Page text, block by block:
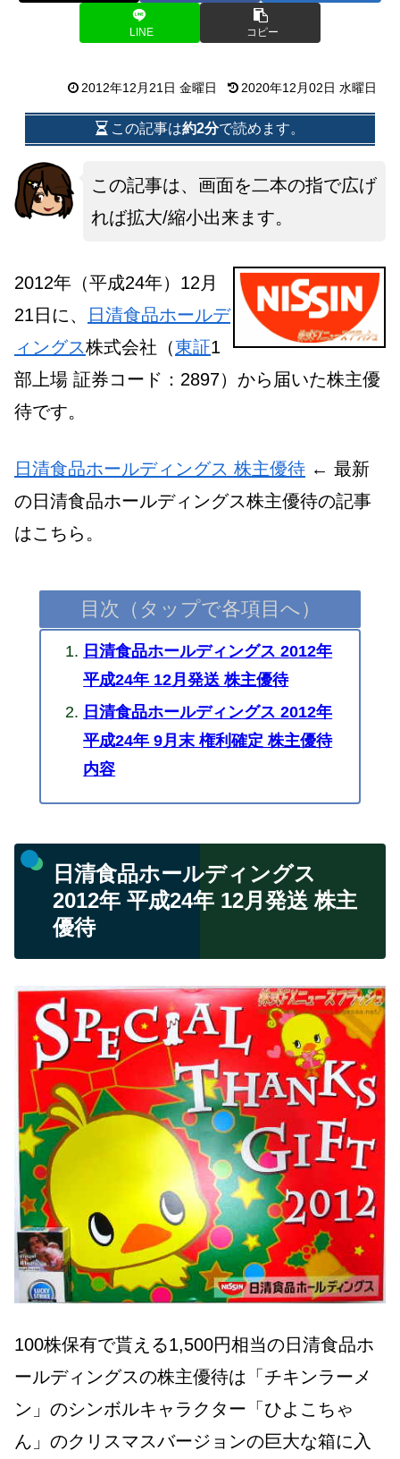
LINE コピー
2012年12月21日 金曜日 2020年12月02日 水曜日
この記事は約2分で読めます。
この記事は、画面を二本の指で広げ
れば拡大/縮小出来ます。
2012年（平成24年）12月
21日に、
日清食品ホールデ
ィングス株式会社（東証1
部上場 証券コード：2897）から届いた株主優
待です。
日清食品ホールディングス 株主優待 ← 最新
の日清食品ホールディングス株主優待の記事
はこちら。
目次（タップで各項目へ）
日清食品ホールディングス 2012年
平成24年 12月発送 株主優待
日清食品ホールディングス 2012年
平成24年 9月末 権利確定 株主優待
内容
日清食品ホールディングス
2012年 平成24年 12月発送 株主
優待
100株保有で貰える1,500円相当の日清食品ホ
ールディングスの株主優待は「チキンラーメ
ン」のシンボルキャラクター「ひよこちゃ
ん」のクリスマスバージョンの巨大な箱に入